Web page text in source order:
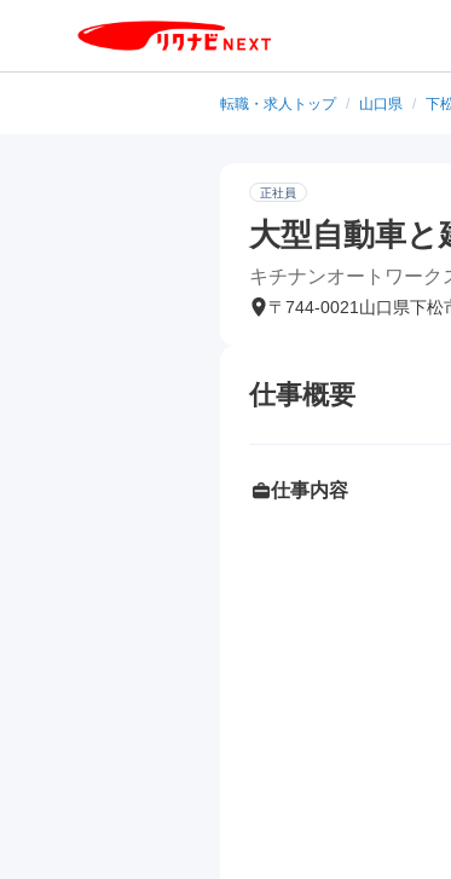
転職・求人トップ / 山口県 / 下
正社員
大型自動車と
キチナンオートワーク
〒744-0021山口県下松
仕事概要
仕事内容